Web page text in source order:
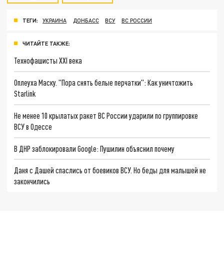
ТЕГИ: УКРАИНА ДОНБАСС ВСУ ВС РОССИИ
ЧИТАЙТЕ ТАКЖЕ:
Технофашисты XXI века
Оплеуха Маску. "Пора снять белые перчатки": Как уничтожить
Starlink
Не менее 10 крылатых ракет ВС России ударили по группировке
ВСУ в Одессе
В ДНР заблокировали Google: Пушилин объяснил почему
Даня с Дашей спаслись от боевиков ВСУ. Но беды для малышей не
закончились